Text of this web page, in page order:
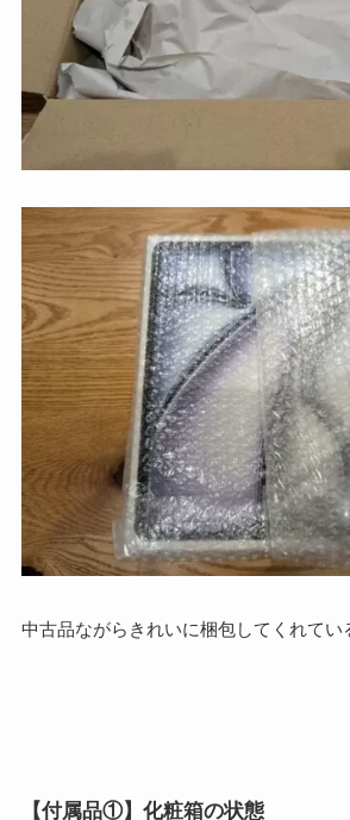
中古品ながらきれいに梱包してくれてい
【付属品①】化粧箱の状態